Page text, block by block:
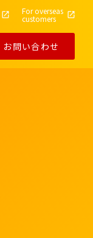
For overseas
customers
お問い合わせ